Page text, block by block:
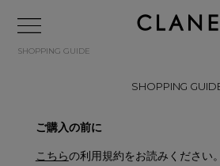
SHOPPING GUIDE
SHOPPING
ご購入の前に
こちらの利用規約をお読みください。